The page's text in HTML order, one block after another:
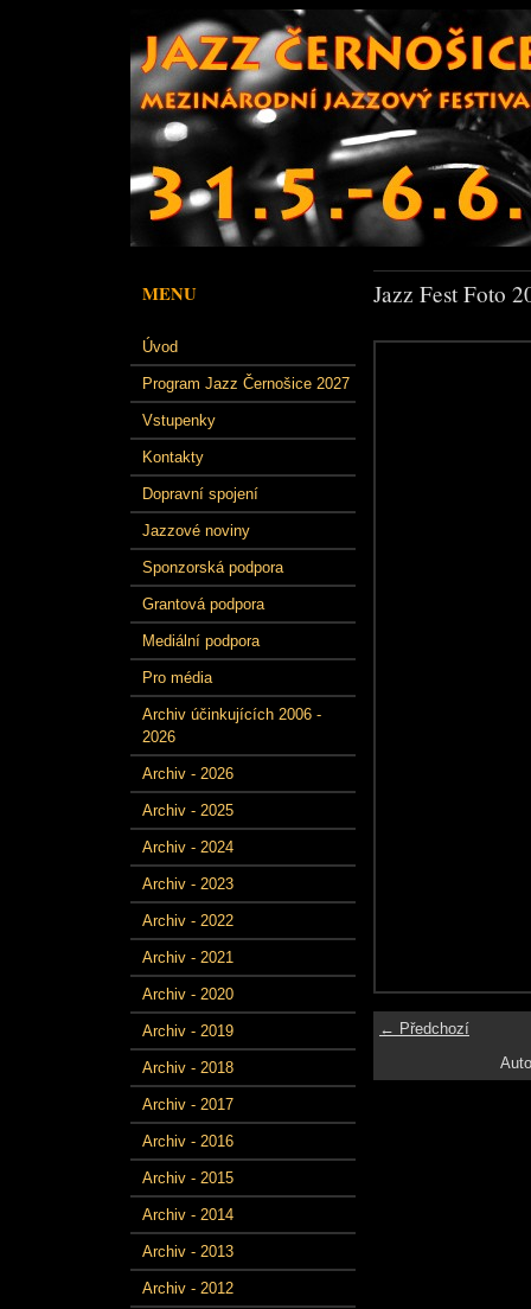
MENU
Úvod
Program Jazz Černošice 2027
Vstupenky
Kontakty
Dopravní spojení
Jazzové noviny
Sponzorská podpora
Grantová podpora
Mediální podpora
Pro média
Archiv účinkujících 2006 -
2026
Archiv - 2026
Archiv - 2025
Archiv - 2024
Archiv - 2023
Archiv - 2022
Archiv - 2021
Archiv - 2020
Archiv - 2019
Archiv - 2018
Archiv - 2017
Archiv - 2016
Archiv - 2015
Archiv - 2014
Archiv - 2013
Archiv - 2012
Jazz Fest Foto
← Předchozí